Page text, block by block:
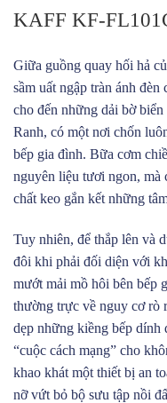
KAFF KF-
Giữa guồng quay hối hả
sầm uất ngập tràn ánh
cho đến những dải bờ
Ranh, có một nơi chốn
bếp gia đình. Bữa cơm
nguyên liệu tươi ngon, mà
chất keo gắn kết những
Tuy nhiên, để thắp lên và
đôi khi phải đối diện với
mướt mải mồ hôi bên bếp
thường trực về nguy cơ rò
dẹp những kiềng bếp
“cuộc cách mạng” cho
khao khát một thiết bị an
nỡ vứt bỏ bộ sưu tập nồi